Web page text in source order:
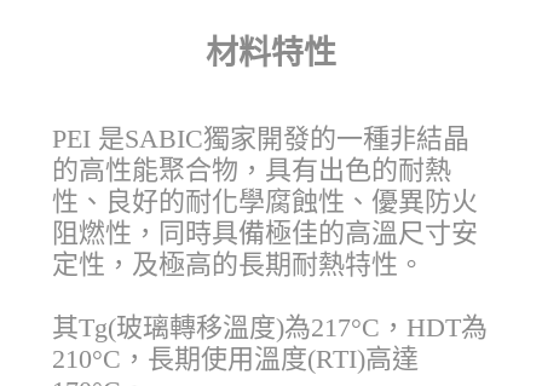
材料特性
PEI 是SABIC獨家開發的一種非結晶
的高性能聚合物，具有出色的耐熱
性、良好的耐化學腐蝕性、優異防火
阻燃性，同時具備極佳的高溫尺寸安
定性，及極高的長期耐熱特性。
其Tg(玻璃轉移溫度)為217°C，HDT為
210°C，長期使用溫度(RTI)高達